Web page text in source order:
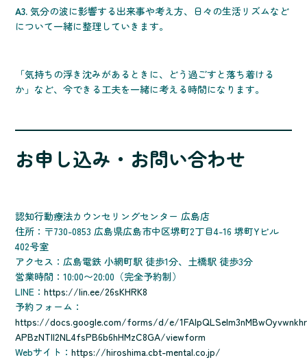
A3. 気分の波に影響する出来事や考え方、日々の生活リズムなど
について一緒に整理していきます。
「気持ちの浮き沈みがあるときに、どう過ごすと落ち着ける
か」など、今できる工夫を一緒に考える時間になります。
お申し込み・お問い合わせ
認知行動療法カウンセリングセンター 広島店
住所：〒730-0853 広島県広島市中区堺町2丁目4-16 堺町Yビル
402号室
アクセス：広島電鉄 小網町駅 徒歩1分、土橋駅 徒歩3分
営業時間：10:00〜20:00（完全予約制）
LINE：https://lin.ee/26sKHRK8
予約フォーム：
https://docs.google.com/forms/d/e/
APBzNTll2NL4fsPB6b6hHMzC8GA/viewform
Webサイト：https://hiroshima.cbt-mental.co.jp/